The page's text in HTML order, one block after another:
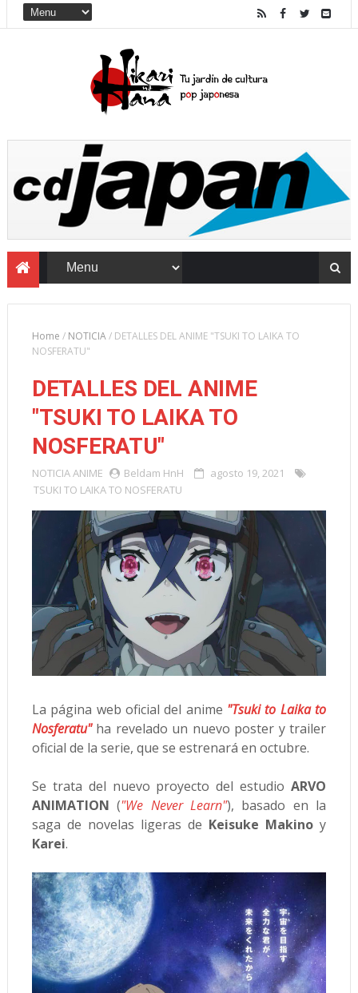
Home / NOTICIA/ DETALLES DEL ANIME "TSUKI TO LAIKA TO
NOSFERATU"
DETALLES DEL ANIME
"TSUKI TO LAIKA TO
NOSFERATU"
NOTICIAANIME Beldam HnH
agosto 19, 2021
TSUKI TO LAIKA TO NOSFERATU
La página web oficial del anime "Tsuki to Laika to
Nosferatu"ha revelado un nuevo poster y trailer
oficial de la serie, que se estrenará en octubre.
Se trata del nuevo proyecto del estudioARVO
ANIMATION ("We Never Learn"), basado en la
saga de novelas ligeras de Keisuke Makinoy
Karei.